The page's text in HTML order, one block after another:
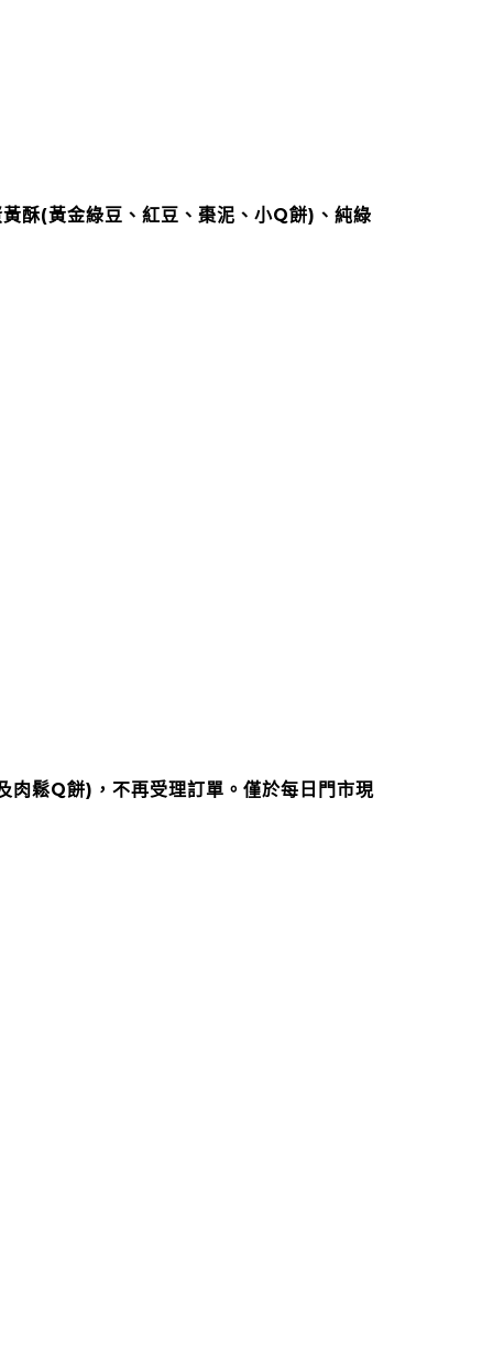
酥(黃金綠豆、紅豆、棗泥、小Q餅)、純綠
肉鬆Q餅)，不再受理訂單。僅於每日門市現